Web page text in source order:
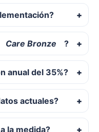
Care Bronze ?
anual del 35%?
actuales?
la medida?